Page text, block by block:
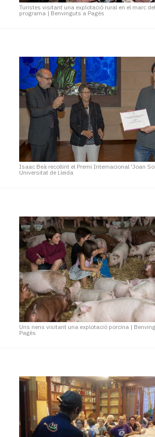
Turistes visitant una explotació rural en el marc
programa | Benvinguts a Pagès
Isaac Beà recollint el Premi Internacional 'Joan
Universitat de Lleida
Uns nens visitant una explotació porcina |
Pagès